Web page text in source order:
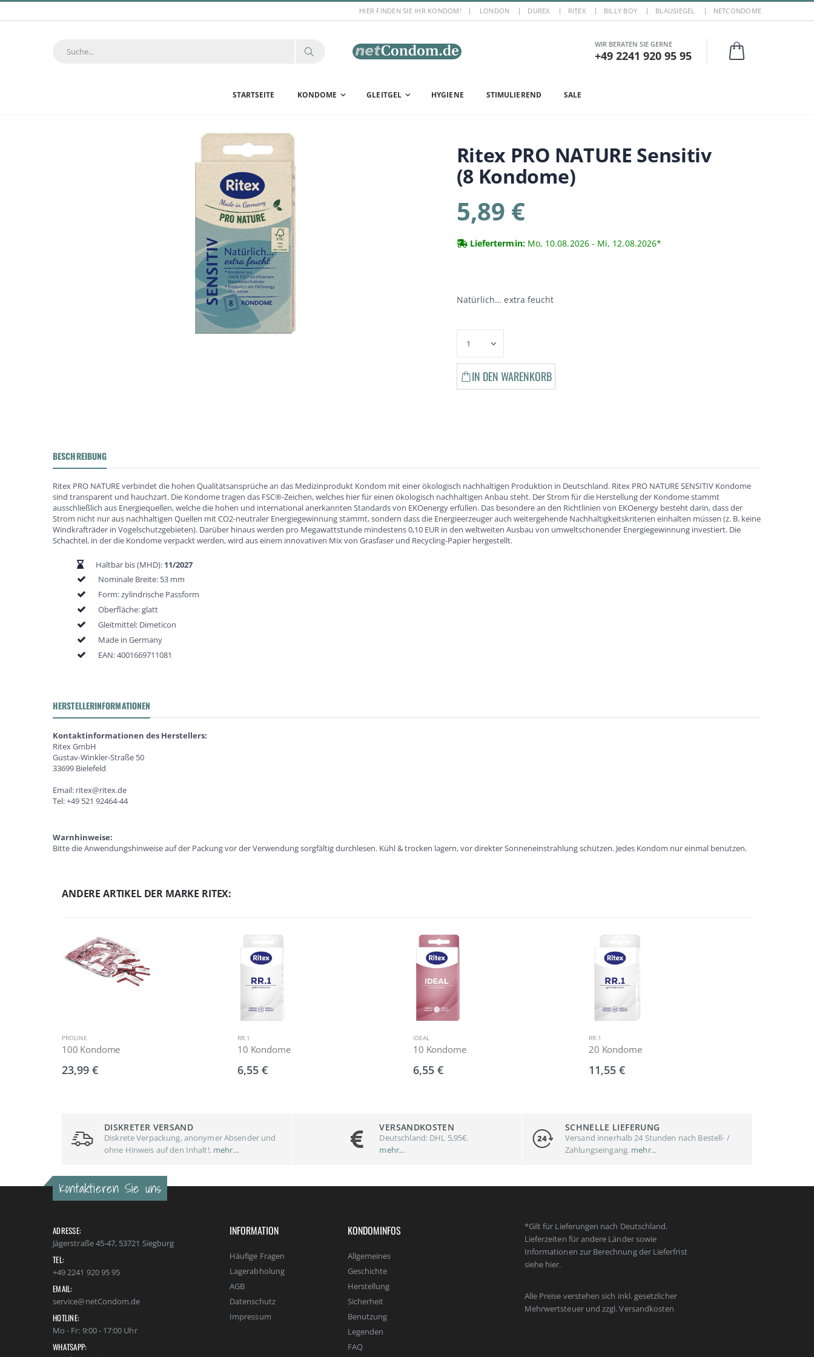
HIER FINDEN SIE IHR KONDOM! LONDON DUREX RITEX BILLY BOY BLAUSIEGEL NETCONDOME
WIR BERATEN SIE GERNE
+49 2241 920 95 95
STARTSEITE KONDOME GLEITGEL HYGIENE STIMULIEREND SALE
Ritex PRO NATURE Sensitiv
(8 Kondome)
5,89 €
Liefertermin:Mo, 10.08.2026 - Mi, 12.08.2026*
Natürlich… extra feucht
IN DEN WARENKORB
BESCHREIBUNG
Ritex PRO NATURE verbindet die hohen Qualitätsansprüche an das Medizinprodukt Kondom mit einer ökologisch nachhaltigen Produktion in Deutschland. Ritex PRO NATURE SENSITIV Kondome
sind transparent und hauchzart. Die Kondome tragen das FSC®-Zeichen, welches hier für einen ökologisch nachhaltigen Anbau steht. Der Strom für die Herstellung der Kondome stammt
ausschließlich aus Energiequellen, welche die hohen und international anerkannten Standards von EKOenergy erfüllen. Das besondere an den Richtlinien von EKOenergy besteht darin, dass der
Strom nicht nur aus nachhaltigen Quellen mit CO2-neutraler Energiegewinnung stammt, sondern dass die Energieerzeuger auch weitergehende Nachhaltigkeitskriterien einhalten müssen (z. B. keine
Windkrafträder in Vogelschutzgebieten). Darüber hinaus werden pro Megawattstunde mindestens 0,10 EUR in den weltweiten Ausbau von umweltschonender Energiegewinnung investiert. Die
Schachtel, in der die Kondome verpackt werden, wird aus einem innovativen Mix von Grasfaser und Recycling-Papier hergestellt.
Haltbar bis (MHD): 11/2027
Nominale Breite: 53 mm
Form: zylindrische Passform
Oberfläche: glatt
Gleitmittel: Dimeticon
Made in Germany
EAN:4001669711081
HERSTELLERINFORMATIONEN
Kontaktinformationen des Herstellers:
Ritex GmbH
Gustav-Winkler-Straße 50
33699 Bielefeld
Email: ritex@ritex.de
Tel: +49 521 92464-44
Warnhinweise:
Bitte die Anwendungshinweise auf der Packung vor der Verwendung sorgfältig durchlesen. Kühl & trocken lagern, vor direkter Sonneneinstrahlung schützen. Jedes Kondom nur einmal benutzen.
ANDERE ARTIKEL DER MARKE RITEX:
PROLINE
100 Kondome
23,99 €
RR.1
10 Kondome
6,55 €
IDEAL
10 Kondome
6,55 €
RR.1
20 Kondome
11,55 €
DISKRETER VERSAND
Diskrete Verpackung, anonymer Absender und
ohne Hinweis auf den Inhalt!.mehr...
VERSANDKOSTEN
Deutschland: DHL 5,95€.
mehr...
SCHNELLE LIEFERUNG
Versand innerhalb 24 Stunden nach Bestell- /
Zahlungseingang. mehr...
Kontaktieren Sie uns
ADRESSE:
Jägerstraße 45-47, 53721 Siegburg
TEL:
+49 2241 920 95 95
EMAIL:
service@netCondom.de
HOTLINE:
Mo - Fr: 9:00 - 17:00 Uhr
WHATSAPP:
INFORMATION
Häufige Fragen
Lagerabholung
AGB
Datenschutz
Impressum
KONDOMINFOS
Allgemeines
Geschichte
Herstellung
Sicherheit
Benutzung
Legenden
FAQ
*Gilt für Lieferungen nach Deutschland.
Lieferzeiten für andere Länder sowie
Informationen zur Berechnung der Lieferfrist
siehe hier.
Alle Preise verstehen sich inkl. gesetzlicher
Mehrwertsteuer und zzgl.Versandkosten